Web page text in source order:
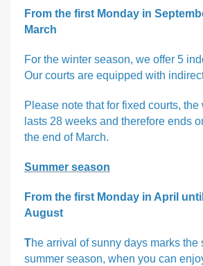
From the first Monday in
March
For the winter season, we offer 5
Our courts are equipped with
Please note that for fixed courts, the
lasts 28 weeks and therefore ends
the end of March.
Summer season
From the first Monday in April
August
The arrival of sunny days marks the
summer season, when you can